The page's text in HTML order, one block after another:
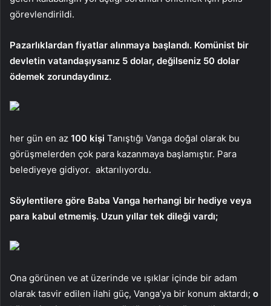
görevlendirildi.
Pazarlıklardan fiyatlar alınmaya başlandı. Komünist bir
devletin vatandaşıysanız 5 dolar, değilseniz 50 dolar
ödemek zorundaydınız.
her gün en az 100 kişi Tanıştığı Vanga doğal olarak bu
görüşmelerden çok para kazanmaya başlamıştır. Para
belediyeye gidiyor. aktarılıyordu.
Söylentilere göre Baba Vanga herhangi bir hediye veya
para kabul etmemiş. Uzun yıllar tek dileği vardı;
Ona görünen ve at üzerinde ve ışıklar içinde bir adam
olarak tasvir edilen ilahi güç, Vanga’ya bir konum aktardı; o